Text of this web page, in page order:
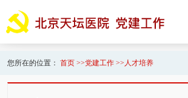
您所在的位置： 首页>>党建工作>> 人才培养